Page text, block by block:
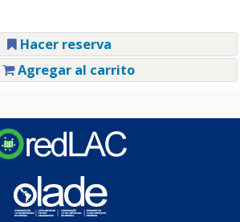
Hacer reserva
Agregar al carrito